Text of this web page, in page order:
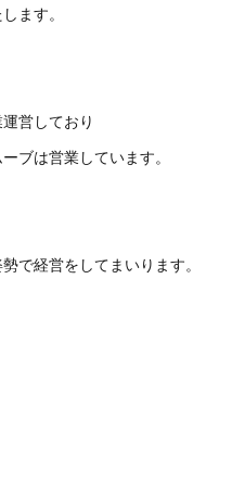
ます。
営しており
ブは営業しています。
で経営をしてまいります。